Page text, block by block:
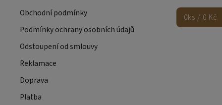
Obchodní podmínky
Podmínky ochrany osobních údajů
Odstoupení od smlouvy
Reklamace
Doprava
Platba
0ks / 0 Kč